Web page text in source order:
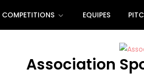
COMPETITIONS EQUIPES
Association